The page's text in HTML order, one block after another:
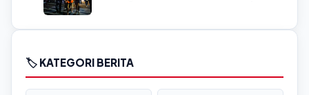
🏷️ KATEGORI BERITA